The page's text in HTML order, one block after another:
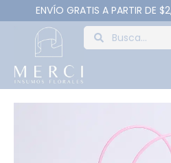
ENVÍO GRATIS A PARTIR DE